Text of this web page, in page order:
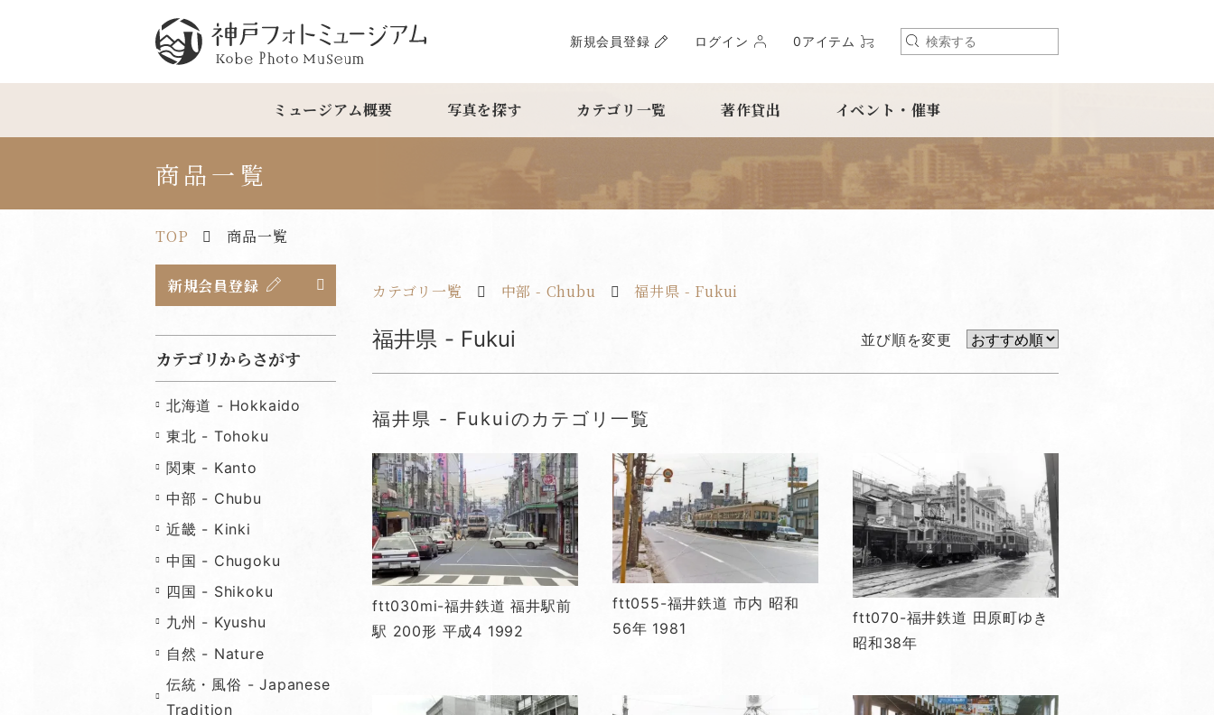
新規会員登録 ログイン 0アイテム
検
ミュージアム概要 写真を探す カテゴリ一覧 著作貸出 イベント・催事
商品一覧
TOP 商品一覧
カテゴリ一覧 中部 - Chubu 福井県 - Fukui
福井県 - Fukui 並び順を変更
福井県 - Fukuiのカテゴリ一覧
ftt030mi-福井鉄道 福井駅前
駅 200形 平成4 1992
ftt055-福井鉄道 市内 昭和
56年 1981
ftt070-福井鉄道 田原町ゆき
昭和38年
新規会員登録
カテゴリからさがす
北海道 - Hokkaido
東北 - Tohoku
関東 - Kanto
中部 - Chubu
近畿 - Kinki
中国 - Chugoku
四国 - Shikoku
九州 - Kyushu
自然 - Nature
伝統・風俗 - Japanese
Tradition